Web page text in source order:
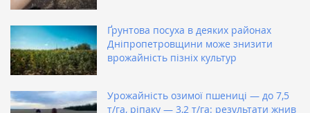
Ґрунтова посуха в деяких районах
Дніпропетровщини може знизити
врожайність пізніх культур
Урожайність озимої пшениці — до 7,5
т/га, ріпаку — 3,2 т/га: результати жнив